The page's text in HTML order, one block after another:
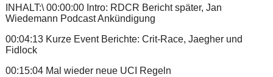
INHALT:\ 00:00:00 Intro: RDCR Bericht später, Jan
Wiedemann Podcast Ankündigung
00:04:13 Kurze Event Berichte: Crit-Race, Jaegher und
Fidlock
00:15:04 Mal wieder neue UCI Regeln